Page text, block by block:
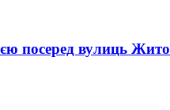
посеред вулиць